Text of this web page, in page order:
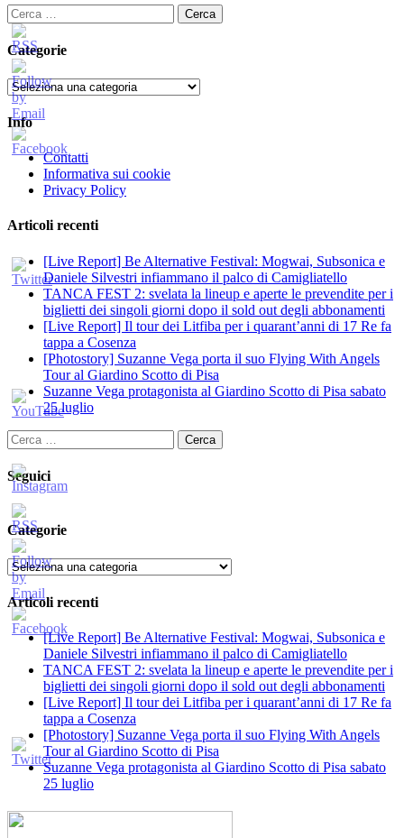
Ricerca
per:
Categorie
Categorie
Info
Contatti
Informativa sui cookie
Privacy Policy
Articoli recenti
[Live Report] Be Alternative Festival: Mogwai, Subsonica e
Daniele Silvestri infiammano il palco di Camigliatello
TANCA FEST 2: svelata la lineup e aperte le prevendite per i
biglietti dei singoli giorni dopo il sold out degli abbonamenti
[Live Report] Il tour dei Litfiba per i quarant’anni di 17 Re fa
tappa a Cosenza
[Photostory] Suzanne Vega porta il suo Flying With Angels
Tour al Giardino Scotto di Pisa
Suzanne Vega protagonista al Giardino Scotto di Pisa sabato
25 luglio
Ricerca
per:
Seguici
Categorie
Categorie
Articoli recenti
[Live Report] Be Alternative Festival: Mogwai, Subsonica e
Daniele Silvestri infiammano il palco di Camigliatello
TANCA FEST 2: svelata la lineup e aperte le prevendite per i
biglietti dei singoli giorni dopo il sold out degli abbonamenti
[Live Report] Il tour dei Litfiba per i quarant’anni di 17 Re fa
tappa a Cosenza
[Photostory] Suzanne Vega porta il suo Flying With Angels
Tour al Giardino Scotto di Pisa
Suzanne Vega protagonista al Giardino Scotto di Pisa sabato
25 luglio